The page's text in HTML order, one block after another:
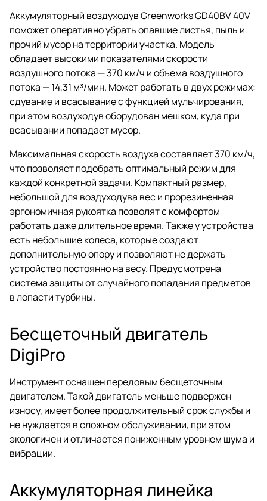
Аккумуляторный воздуходув Greenworks GD40BV 40V
поможет оперативно убрать опавшие листья, пыль и
прочий мусор на территории участка. Модель
обладает высокими показателями скорости
воздушного потока — 370 км/ч и объема воздушного
потока — 14,31 м³/мин. Может работать в двух режимах:
сдувание и всасывание с функцией мульчирования,
при этом воздуходув оборудован мешком, куда при
всасывании попадает мусор.
Максимальная скорость воздуха составляет 370 км/ч,
что позволяет подобрать оптимальный режим для
каждой конкретной задачи. Компактный размер,
небольшой для воздуходува вес и прорезиненная
эргономичная рукоятка позволят с комфортом
работать даже длительное время. Также у устройства
есть небольшие колеса, которые создают
дополнительную опору и позволяют не держать
устройство постоянно на весу. Предусмотрена
система защиты от случайного попадания предметов
в лопасти турбины.
Бесщеточный двигатель
DigiPro
Инструмент оснащен передовым бесщеточным
двигателем. Такой двигатель меньше подвержен
износу, имеет более продолжительный срок службы и
не нуждается в сложном обслуживании, при этом
экологичен и отличается пониженным уровнем шума и
вибрации.
Аккумуляторная линейка